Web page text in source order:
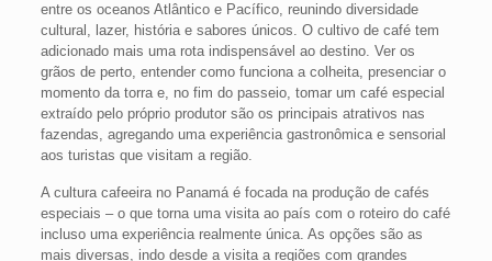
entre os oceanos Atlântico e Pacífico, reunindo diversidade
cultural, lazer, história e sabores únicos. O cultivo de café tem
adicionado mais uma rota indispensável ao destino. Ver os
grãos de perto, entender como funciona a colheita, presenciar o
momento da torra e, no fim do passeio, tomar um café especial
extraído pelo próprio produtor são os principais atrativos nas
fazendas, agregando uma experiência gastronômica e sensorial
aos turistas que visitam a região.
A cultura cafeeira no Panamá é focada na produção de cafés
especiais – o que torna uma visita ao país com o roteiro do café
incluso uma experiência realmente única. As opções são as
mais diversas, indo desde a visita a regiões com grandes